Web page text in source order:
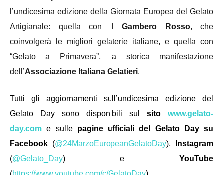
l’undicesima edizione della Giornata Europea del Gelato
Artigianale: quella con il Gambero Rosso, che
coinvolgerà le migliori gelaterie italiane, e quella con
“Gelato a Primavera”, la storica manifestazione
dell’Associazione Italiana Gelatieri.
Tutti gli aggiornamenti sull’undicesima edizione del
Gelato Day sono disponibili sul sito www.gelato-
day.com e sullepagine ufficiali del Gelato Day su
Facebook (@24MarzoEuropeanGelatoDay),
Instagram
(@Gelato_Day) e YouTube